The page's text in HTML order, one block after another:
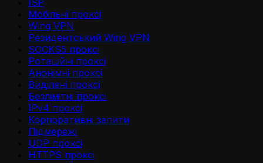
ISP
Мобільні проксі
Wing VPN
Резидентський Wing VPN
SOCKS5 проксі
Ротаційні проксі
Анонімні проксі
Виділені проксі
Безлімітні проксі
IPv4 проксі
Корпоративні запити
Підмережі
UDP проксі
HTTPS проксі